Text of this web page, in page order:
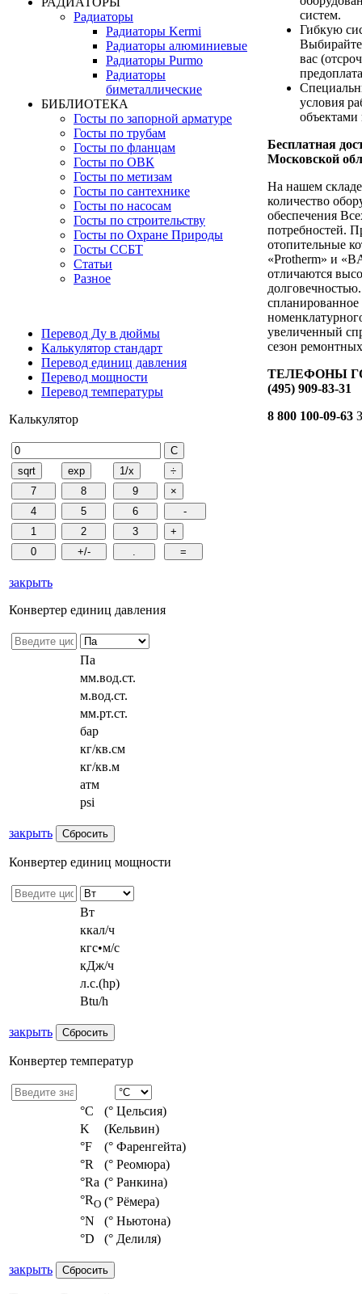
Радиаторы
Радиаторы Kermi
Радиаторы алюминиевые
Радиаторы Purmo
Радиаторы
биметаллические
БИБЛИОТЕКА
Госты по запорной арматуре
Госты по трубам
Госты по фланцам
Госты по ОВК
Госты по метизам
Госты по сантехнике
Госты по насосам
Госты по строительству
Госты по Охране Природы
Госты ССБТ
Статьи
Разное
Перевод Ду в дюймы
Калькулятор стандарт
Перевод единиц давления
Перевод мощности
Перевод температуры
Калькулятор
закрыть
Конвертер единиц давления
Па
мм.вод.ст.
м.вод.ст.
мм.рт.ст.
бар
кг/кв.см
кг/кв.м
атм
psi
закрыть
Конвертер единиц мощности
Вт
ккал/ч
кгс•м/с
кДж/ч
л.с.(hp)
Btu/h
закрыть
Конвертер температур
°С
(° Цельсия)
K
(Кельвин)
°F
(° Фаренгейта)
°R
(° Реомюра)
°Ra (° Ранкина)
°RO (° Рёмера)
°N
(° Ньютона)
°D
(° Делиля)
закрыть
систем.
Гибкую
вас
условия
объектами
Бесплатная
Московской
На нашем
количество
обеспечения
потребностей.
отопительные
«Protherm» и
отличаются
увеличенный
сезон
ТЕЛЕФОНЫ
(495) 909-83-31
8 800 100-09-63